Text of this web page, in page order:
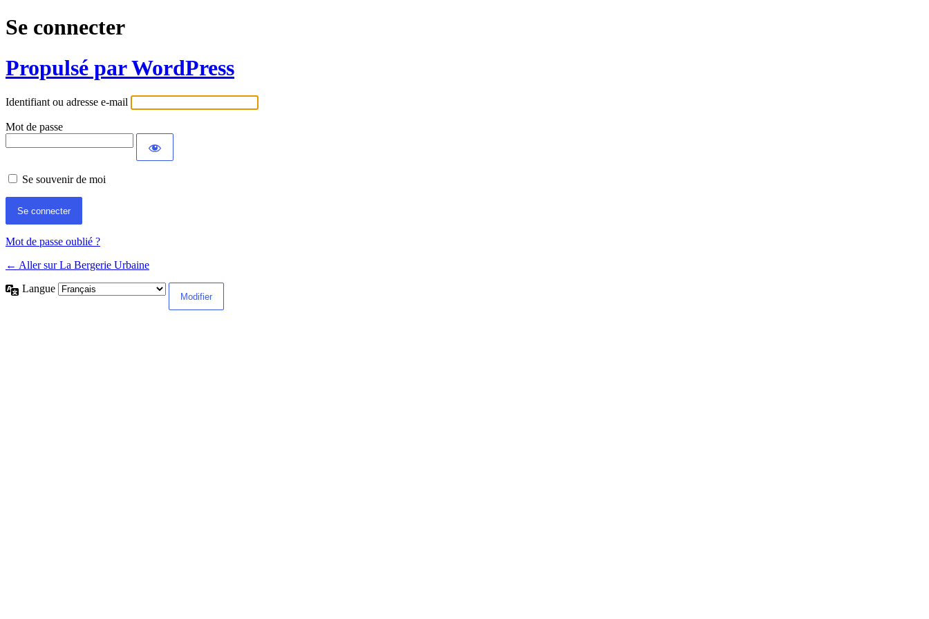
Se connecter
Propulsé par WordPress
Identifiant ou adresse e-mail
Mot de passe
Se souvenir de moi
Mot de passe oublié ?
← Aller sur La Bergerie Urbaine
Langue